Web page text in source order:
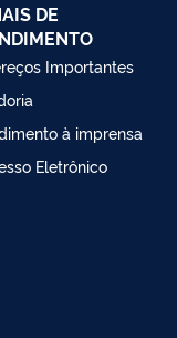
DE
Importantes
à imprensa
Eletrônico